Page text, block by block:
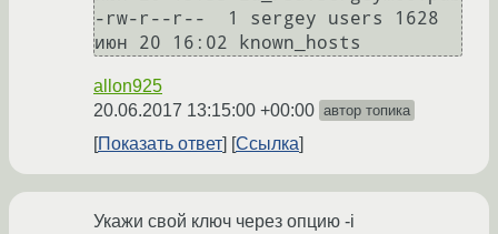
-rw-r--r--  1 sergey users 1628
allon925
20.06.2017 13:15:00 +00:00 автор топика
Показать ответ Ссылка
Укажи свой ключ через опцию -i